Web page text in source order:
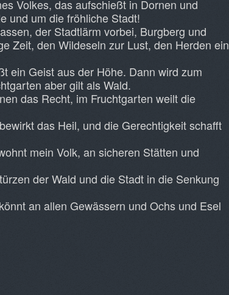
Volkes, das aufschießt in Dornen und
und um die fröhliche Stadt!
der Stadtlärm vorbei, Burgberg und
Zeit, den Wildeseln zur Lust, den Herden ein
ein Geist aus der Höhe. Dann wird zum
aber gilt als Wald.
das Recht, im Fruchtgarten weilt die
das Heil, und die Gerechtigkeit schafft
mein Volk, an sicheren Stätten und
der Wald und die Stadt in die Senkung
an allen Gewässern und Ochs und Esel